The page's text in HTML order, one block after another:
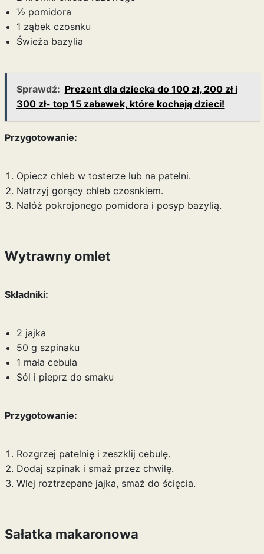
½ pomidora
1 ząbek czosnku
Świeża bazylia
Sprawdź: Prezent dla dziecka do 100 zł, 200 zł i
300 zł- top 15 zabawek, które kochają dzieci!
Przygotowanie:
Opiecz chleb w tosterze lub na patelni.
Natrzyj gorący chleb czosnkiem.
Nałóż pokrojonego pomidora i posyp bazylią.
Wytrawny omlet
Składniki:
2 jajka
50 g szpinaku
1 mała cebula
Sól i pieprz do smaku
Przygotowanie:
Rozgrzej patelnię i zeszklij cebulę.
Dodaj szpinak i smaż przez chwilę.
Wlej roztrzepane jajka, smaż do ścięcia.
Sałatka makaronowa